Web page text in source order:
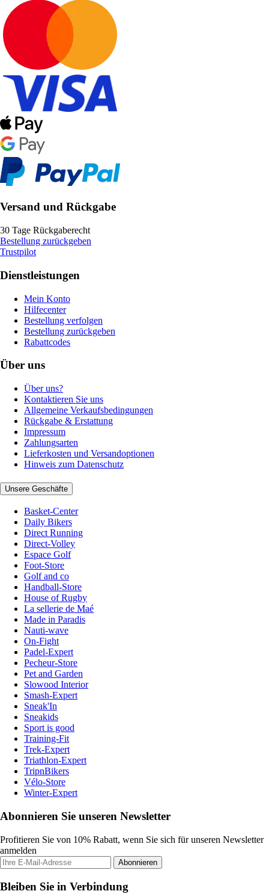
Versand und Rückgabe
30 Tage Rückgaberecht
Bestellung zurückgeben
Trustpilot
Dienstleistungen
Mein Konto
Hilfecenter
Bestellung verfolgen
Bestellung zurückgeben
Rabattcodes
Über uns
Über uns?
Kontaktieren Sie uns
Allgemeine Verkaufsbedingungen
Rückgabe & Erstattung
Impressum
Zahlungsarten
Lieferkosten und Versandoptionen
Hinweis zum Datenschutz
Unsere Geschäfte
Basket-Center
Daily Bikers
Direct Running
Direct-Volley
Espace Golf
Foot-Store
Golf and co
Handball-Store
House of Rugby
La sellerie de Maé
Made in Paradis
Nauti-wave
On-Fight
Padel-Expert
Pecheur-Store
Pet and Garden
Slowood Interior
Smash-Expert
Sneak'In
Sneakids
Sport is good
Training-Fit
Trek-Expert
Triathlon-Expert
TripnBikers
Vélo-Store
Winter-Expert
Abonnieren Sie unseren Newsletter
Profitieren Sie von 10% Rabatt, wenn Sie sich für unseren Newsletter
anmelden
Abonnieren
Bleiben Sie in Verbindung